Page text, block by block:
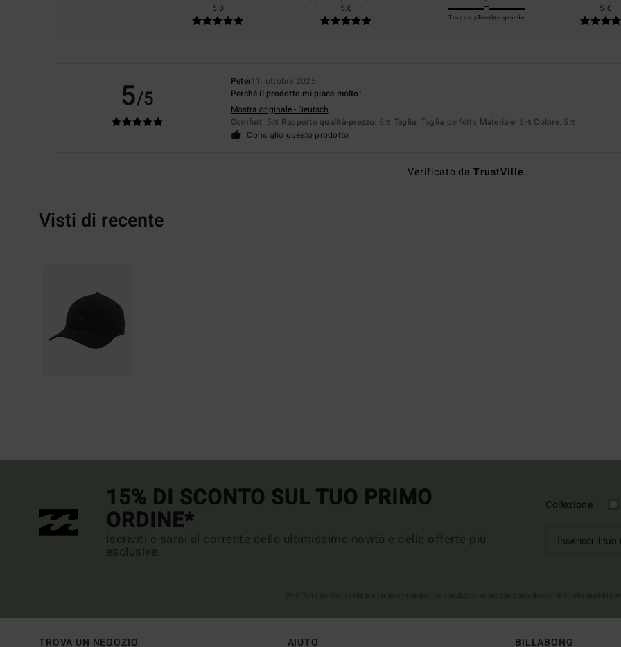
5.0
5.0
Troppo piccoloTroppo grande
5.0
5/5
Peter11. ottobre 2025
Perché il prodotto mi piace molto!
Mostra originale - Deutsch
Comfort: 5/5 Rapporto qualità-prezzo: 5/5 Taglia: Taglia perfetta Materiale: 5 /5 Colore: 5 /5
Consiglio questo prodotto
Verificato daTrustVille
Visti di recente
15% DI SCONTO SUL TUO PRIMO
ORDINE*
Iscriviti e sarai al corrente delle ultimissime novità e delle offerte più
esclusive.
Collezione
TROVA UN NEGOZIO AIUTO BILLABONG